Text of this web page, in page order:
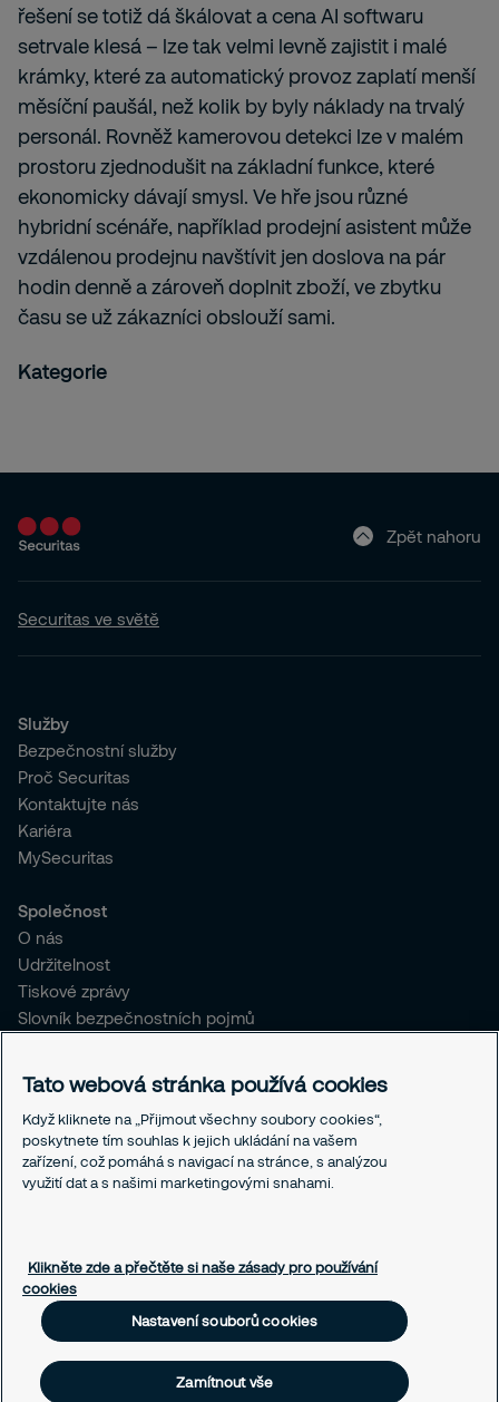
řešení se totiž dá škálovat a cena AI softwaru
setrvale klesá – lze tak velmi levně zajistit i malé
krámky, které za automatický provoz zaplatí menší
měsíční paušál, než kolik by byly náklady na trvalý
personál. Rovněž kamerovou detekci lze v malém
prostoru zjednodušit na základní funkce, které
ekonomicky dávají smysl. Ve hře jsou různé
hybridní scénáře, například prodejní asistent může
vzdálenou prodejnu navštívit jen doslova na pár
hodin denně a zároveň doplnit zboží, ve zbytku
času se už zákazníci obslouží sami.
Kategorie
Zpět nahoru
Securitas ve světě
Služby
Bezpečnostní služby
Proč Securitas
Kontaktujte nás
Kariéra
MySecuritas
Společnost
O nás
Udržitelnost
Tiskové zprávy
Slovník bezpečnostních pojmů
Právní informace
Ochrana osobních údajů
Obchodní podmínky
Linka integrity
Tato webová stránka používá cookies
Když kliknete na „Přijmout všechny soubory cookies“,
poskytnete tím souhlas k jejich ukládání na vašem
zařízení, což pomáhá s navigací na stránce, s analýzou
využití dat a s našimi marketingovými snahami.
Klikněte zde a přečtěte si naše zásady pro používání
cookies
Nastavení souborů cookies
Zamítnout vše